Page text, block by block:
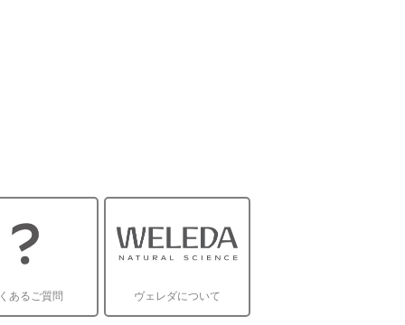
あるご質問 ヴェレダについて